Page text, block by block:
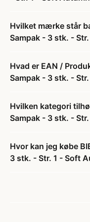
Hvilket mærke står
Sampak - 3 stk. -
Hvad er EAN /
Sampak - 3 stk. -
Hvilken kategori
Sampak - 3 stk. -
Hvor kan jeg købe
3 stk. - Str. 1 - Soft